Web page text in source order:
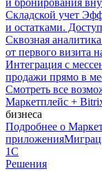
и бронирования
Складской учет
и остатками.
Сквозная аналитика
от первого визита
Интеграция с
продажи прямо в
Смотреть все
Маркетплейс +
бизнеса
Подробнее о
приложения
1С
Решения